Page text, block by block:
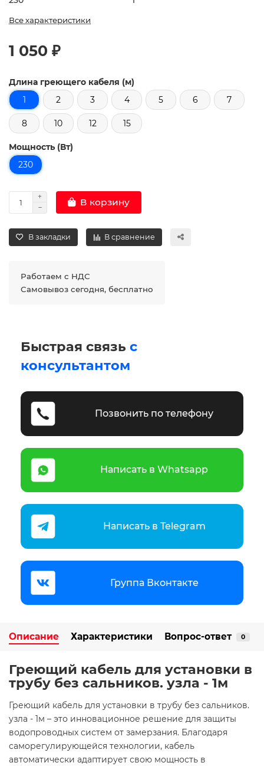
Все характеристики
1 050 ₽
Длина греющего кабеля (м)
1
2 3 4 5 6 7
8 10 12 15
Мощность (Вт)
230
В корзину
В закладки В сравнение
Работаем с НДС
Самовывоз сегодня, бесплатно
Быстрая связь с
консультантом
Позвонить по телефону
Написать в Whatsapp
Написать в Telegram
Группа Вконтакте
Описание Характеристики Вопрос-ответ 0
Греющий кабель для установки в
трубу без сальников. узла - 1м
Греющий кабель для установки в трубу без сальников.
узла - 1м – это инновационное решение для защиты
водопроводных систем от замерзания. Благодаря
саморегулирующейся технологии, кабель
автоматически адаптирует свою мощность в